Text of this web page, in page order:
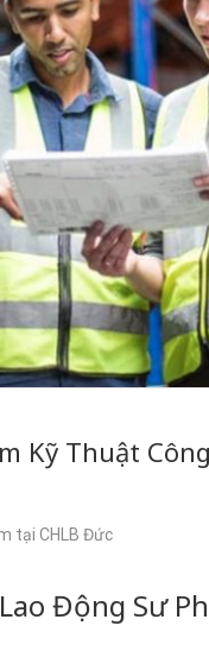
Kỹ Thuật
tại CHLB Đức
Động Sư